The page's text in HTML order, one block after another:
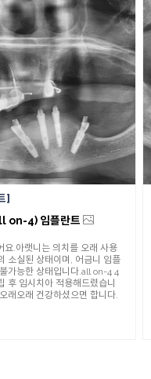
on-4) 임플란트
요.아랫니는 의치를 오래 사용
소실된 상태이며, 어금니 임플
가능한 상태입니다.all on-4 4
후 임시치아 적용해드렸습니
래오래 건강하셨으면 합니다.